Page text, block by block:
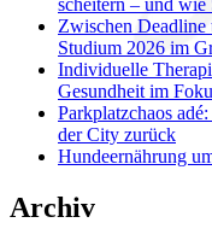
scheitern – und wie
Zwischen
Studium 2026 im
Individuelle
Gesundheit im
Parkplatzchaos
der City zurück
Hundeernährung
Archiv